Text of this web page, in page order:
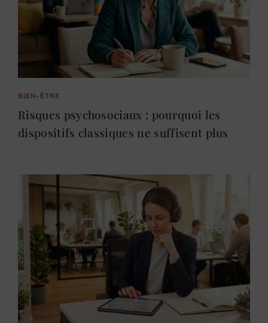
BIEN-ÊTRE
Risques psychosociaux : pourquoi les
dispositifs classiques ne suffisent plus